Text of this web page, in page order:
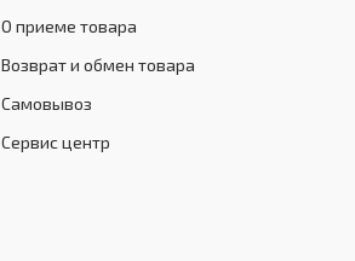
О приеме товара
Возврат и обмен товара
Самовывоз
Сервис центр